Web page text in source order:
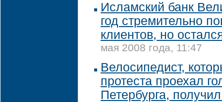
Исламский банк
год стремительно
клиентов, но
мая 2008 года, 11:47
Велосипедист,
протеста проехал
Петербурга,